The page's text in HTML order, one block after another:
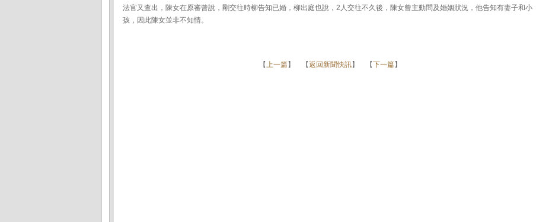
法官又查出，陳女在原審曾說，剛交往時柳告知已婚，柳出庭也說，2人交往不久後，陳女曾主動問及婚姻狀況，他告知有妻子和小
孩，因此陳女並非不知情。
【上一篇】 【返回新聞快訊】 【下一篇】